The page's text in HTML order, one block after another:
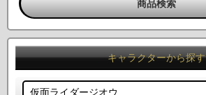
キャラクターから探す